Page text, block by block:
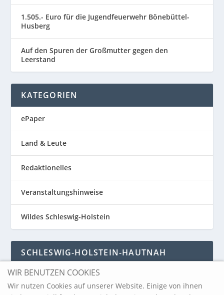
1.505.- Euro für die Jugendfeuerwehr Bönebüttel-
Husberg
Auf den Spuren der Großmutter gegen den
Leerstand
KATEGORIEN
ePaper
Land & Leute
Redaktionelles
Veranstaltungshinweise
Wildes Schleswig-Holstein
SCHLESWIG-HOLSTEIN-HAUTNAH
Schleswig-Holstein-Hautnah
WIR BENUTZEN COOKIES
Wir nutzen Cookies auf unserer Website. Einige von ihnen